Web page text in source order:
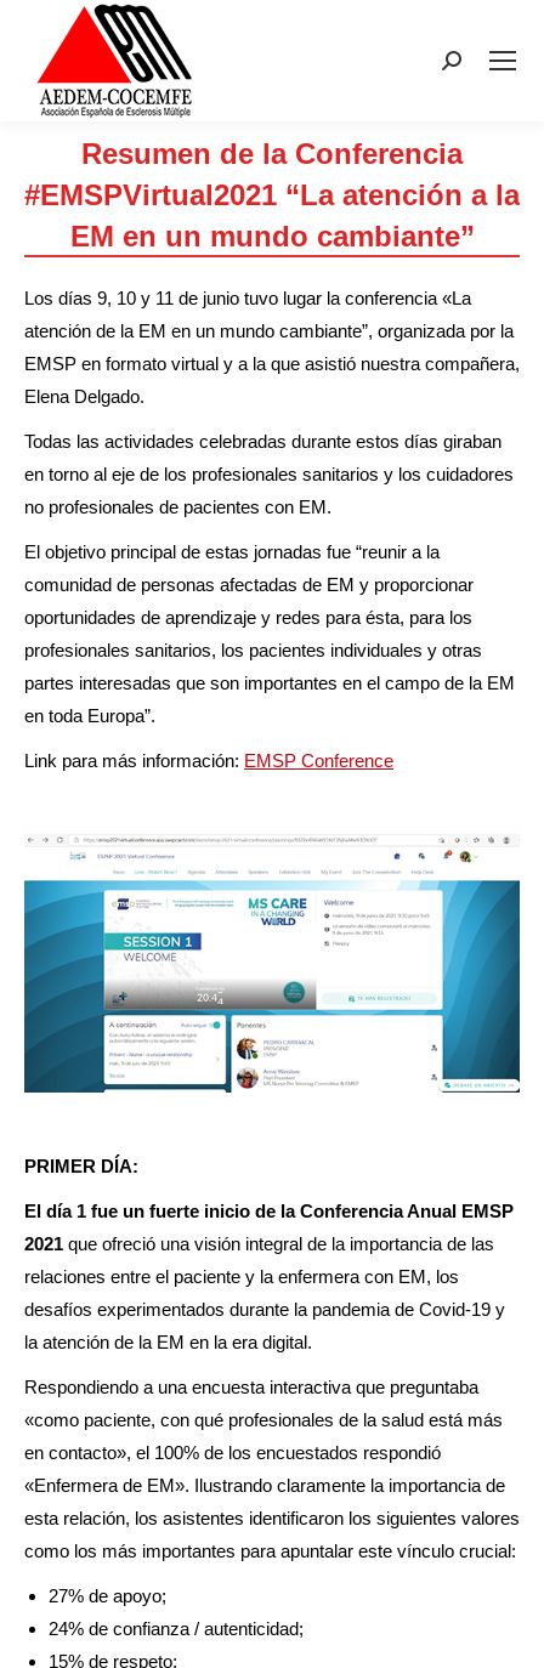
Buscar:
Resumen de la Conferencia
#EMSPVirtual2021 “La atención a la
EM en un mundo cambiante”
Los días 9, 10 y 11 de junio tuvo lugar la conferencia «La
atención de la EM en un mundo cambiante”, organizada por la
EMSP en formato virtual y a la que asistió nuestra compañera,
Elena Delgado.
Todas las actividades celebradas durante estos días giraban
en torno al eje de los profesionales sanitarios y los cuidadores
no profesionales de pacientes con EM.
El objetivo principal de estas jornadas fue “reunir a la
comunidad de personas afectadas de EM y proporcionar
oportunidades de aprendizaje y redes para ésta, para los
profesionales sanitarios, los pacientes individuales y otras
partes interesadas que son importantes en el campo de la EM
en toda Europa”.
Link para más información: EMSP Conference
PRIMER DÍA:
El día 1 fue un fuerte inicio de la Conferencia Anual EMSP
2021 que ofreció una visión integral de la importancia de las
relaciones entre el paciente y la enfermera con EM, los
desafíos experimentados durante la pandemia de Covid-19 y
la atención de la EM en la era digital.
Respondiendo a una encuesta interactiva que preguntaba
«como paciente, con qué profesionales de la salud está más
en contacto», el 100% de los encuestados respondió
«Enfermera de EM». Ilustrando claramente la importancia de
esta relación, los asistentes identificaron los siguientes valores
como los más importantes para apuntalar este vínculo crucial:
27% de apoyo;
24% de confianza / autenticidad;
15% de respeto;